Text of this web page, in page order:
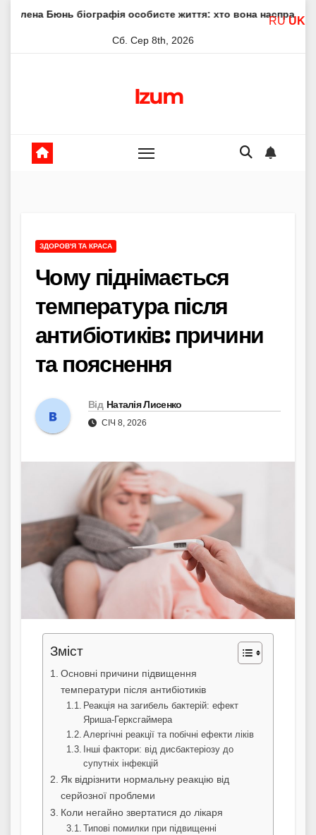
біографія особисте життя: хто вона насправді Елена
Сб. Сер 8th, 2026
Izum
ЗДОРОВ'Я ТА КРАСА
Чому піднімається
температура після
антибіотиків: причини
та пояснення
Від Наталія Лисенко
СІЧ 8, 2026
Зміст
Основні причини підвищення
температури після антибіотиків
Реакція на загибель бактерій: ефект
Яриша-Герксгаймера
Алергічні реакції та побічні ефекти ліків
Інші фактори: від дисбактеріозу до
супутніх інфекцій
Як відрізнити нормальну реакцію від
серйозної проблеми
Коли негайно звертатися до лікаря
Типові помилки при підвищенні
RU UK